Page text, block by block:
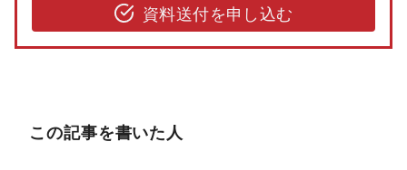
資料送付を申し込む
この記事を書いた人